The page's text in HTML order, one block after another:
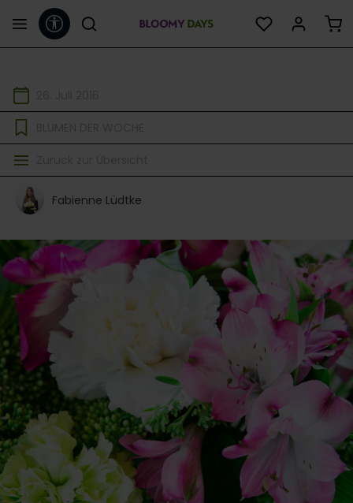
springenWerkzeugleiste anzeigen
Fabienne Lüdtke